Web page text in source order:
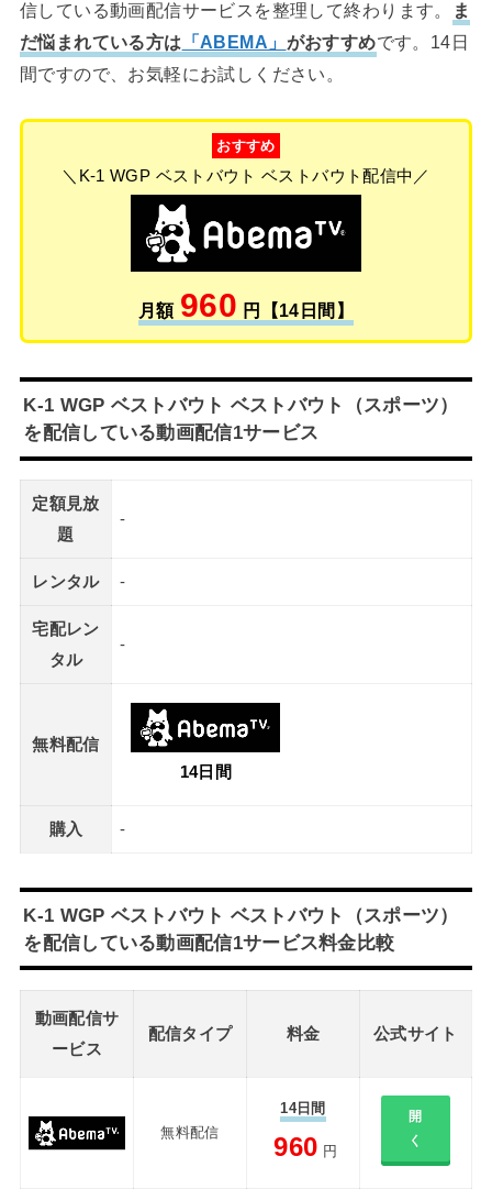
信している動画配信サービスを整理して終わります。
ま
だ悩まれている方は 「ABEMA」 がおすすめです。14日
間ですので、お気軽にお試しください。
おすすめ
＼K-1 WGP ベストバウト ベストバウト配信中／
月額 960 円【14日間】
K-1 WGP ベストバウト ベストバウト（スポーツ）
を配信している動画配信1サービス
定額見放
題
-
レンタル -
宅配レン
タル
-
無料配信
14日間
購入 -
K-1 WGP ベストバウト ベストバウト（スポーツ）
を配信している動画配信1サービス料金比較
動画配信サ
ービス
配信タイプ 料金 公式サイト
無料配信
14日間
960 円
開
く